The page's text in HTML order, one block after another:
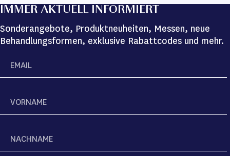
IMMER AKTUELL INFORMIERT
Sonderangebote, Produktneuheiten, Messen, neue
Behandlungsformen, exklusive Rabattcodes und mehr.